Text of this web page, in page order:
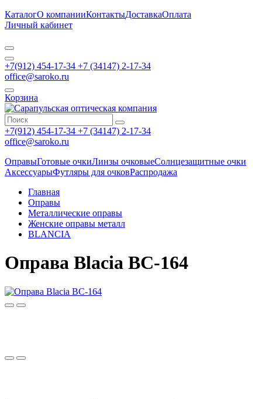
КаталогО компанииКонтактыДоставкаОплата
Личный кабинет
+7(912) 454-17-34 +7 (34147) 2-17-34
office@saroko.ru
Корзина
+7(912) 454-17-34 +7 (34147) 2-17-34
office@saroko.ru
ОправыГотовые очкиЛинзы очковыеСолнцезащитные очки
АксессуарыФутляры для очковРаспродажа
Главная
Оправы
Металлические оправы
Женские оправы металл
BLANCIA
Оправа Blacia BC-164